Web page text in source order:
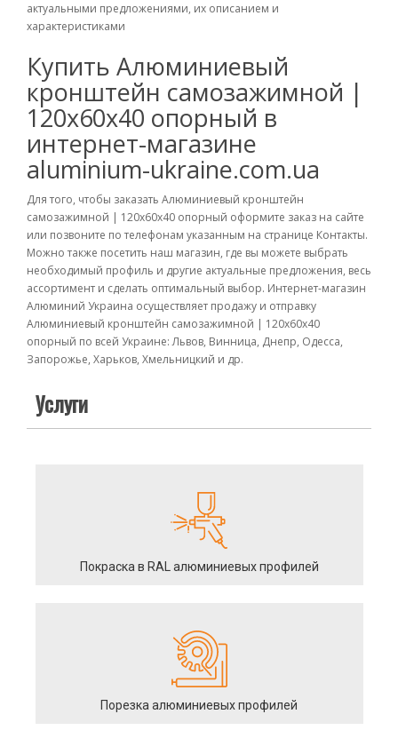
актуальными предложениями, их описанием и
характеристиками
Купить Алюминиевый
кронштейн самозажимной |
120х60х40 опорный в
интернет-магазине
aluminium-ukraine.com.ua
Для того, чтобы заказать Алюминиевый кронштейн
самозажимной | 120х60х40 опорный оформите заказ на сайте
или позвоните по телефонам указанным на странице Контакты.
Можно также посетить наш магазин, где вы можете выбрать
необходимый профиль и другие актуальные предложения, весь
ассортимент и сделать оптимальный выбор. Интернет-магазин
Алюминий Украина осуществляет продажу и отправку
Алюминиевый кронштейн самозажимной | 120х60х40
опорный по всей Украине: Львов, Винница, Днепр, Одесса,
Запорожье, Харьков, Хмельницкий и др.
Услуги
Покраска в RAL алюминиевых профилей
Порезка алюминиевых профилей